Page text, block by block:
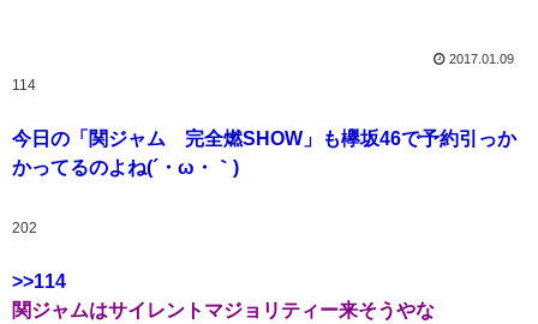
2017.01.09
114
今日の「関ジャム 完全燃SHOW」も欅坂46で予約引っか
かってるのよね(´・ω・｀)
202
>>114
関ジャムはサイレントマジョリティー来そうやな